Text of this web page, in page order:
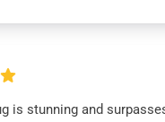
is stunning and